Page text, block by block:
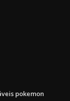
​​pokemon